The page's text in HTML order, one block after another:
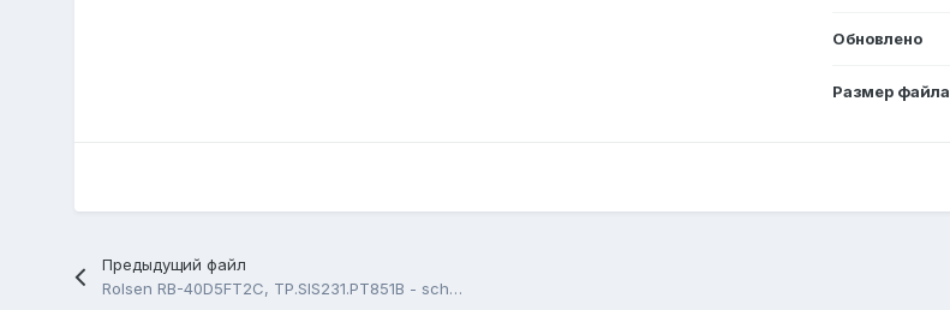
Обновлено
Размер файла
Предыдущий файл
Rolsen RB-40D5FT2C, TP.SIS231.PT851B - schematic, Flash SISEU23X8M (25Q64)